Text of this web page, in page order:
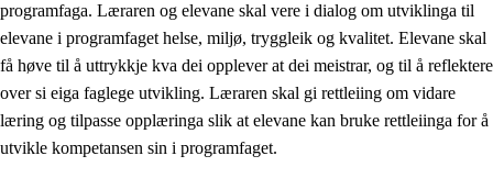
programfaga. Læraren og elevane skal vere i dialog om utviklinga til
elevane i programfaget helse, miljø, tryggleik og kvalitet. Elevane skal
få høve til å uttrykkje kva dei opplever at dei meistrar, og til å reflektere
over si eiga faglege utvikling. Læraren skal gi rettleiing om vidare
læring og tilpasse opplæringa slik at elevane kan bruke rettleiinga for å
utvikle kompetansen sin i programfaget.